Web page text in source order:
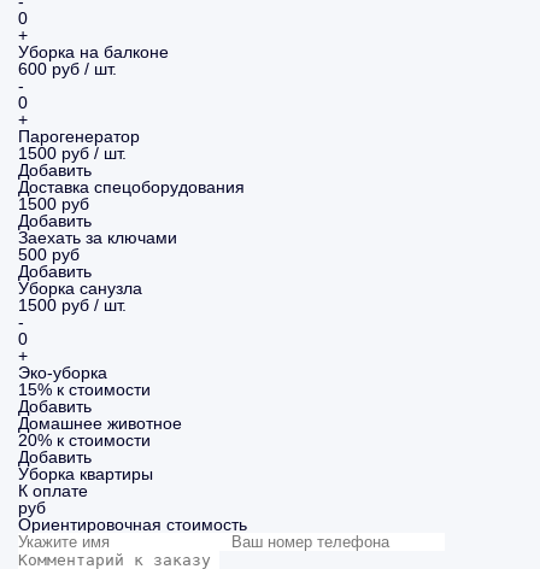
0
+
Уборка на балконе
600 руб / шт.
-
0
+
Парогенератор
1500 руб / шт.
Добавить
Доставка спецоборудования
1500 руб
Добавить
Заехать за ключами
500 руб
Добавить
Уборка санузла
1500 руб / шт.
-
0
+
Эко-уборка
15% к стоимости
Добавить
Домашнее животное
20% к стоимости
Добавить
Уборка квартиры
К оплате
руб
Ориентировочная стоимость